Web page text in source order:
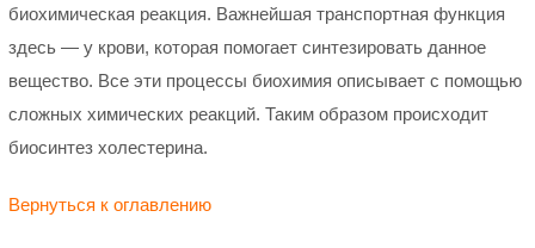
биохимическая реакция. Важнейшая транспортная функция
здесь — у крови, которая помогает синтезировать данное
вещество. Все эти процессы биохимия описывает с помощью
сложных химических реакций. Таким образом происходит
биосинтез холестерина.
Вернуться к оглавлению